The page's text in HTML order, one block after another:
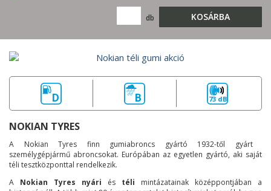
db KOSÁRBA
D B 73 dB
NOKIAN TYRES
A Nokian Tyres finn gumiabroncs gyártó 1932-től gyárt
személygépjármű abroncsokat. Európában az egyetlen gyártó, aki saját
téli tesztközponttal rendelkezik.
A Nokian Tyres nyári és téli mintázatainak középpontjában a